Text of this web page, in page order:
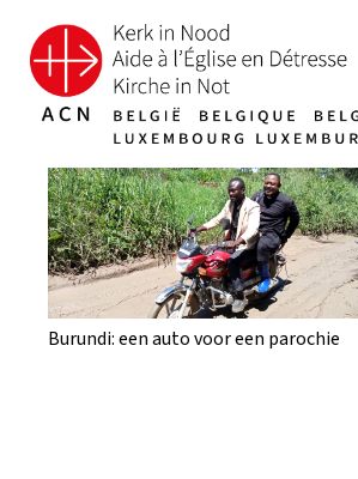
Burundi: een auto voor een parochie